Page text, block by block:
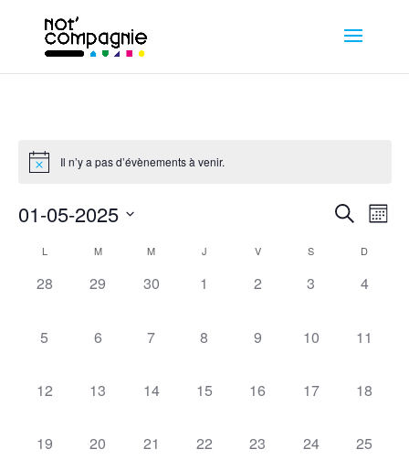
Il n’y a pas d’évènements à venir.
de
vues
Recherche
Mois
01-05-2025
date.
Calendrier
de
Évènements
L M M J V S D
0
28
0
29
0
30
0
1
0
2
0
3
0
4
0
5
0
6
0
7
0
8
0
9
0
10
0
11
0
12
0
13
0
14
0
15
0
16
0
17
0
18
0
19
0
20
0
21
0
22
0
23
0
24
0
25